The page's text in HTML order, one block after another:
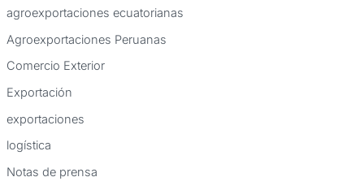
agroexportaciones ecuatorianas
Agroexportaciones Peruanas
Comercio Exterior
Exportación
exportaciones
logística
Notas de prensa